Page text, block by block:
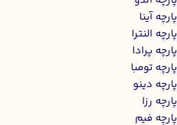
پارچه آینا
پارچه النترا
پارچه پرادا
پارچه تومبا
پارچه دینو
پارچه رزا
پارچه فیم